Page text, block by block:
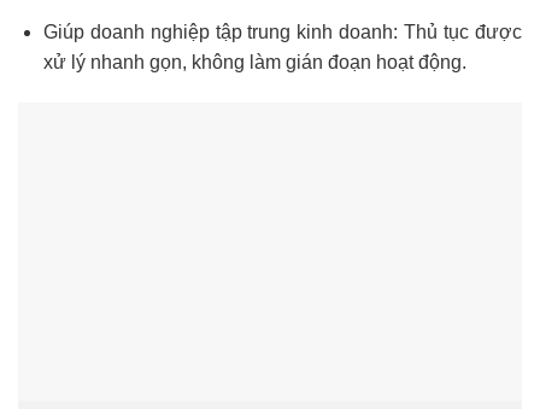
Giúp doanh nghiệp tập trung kinh doanh: Thủ tục được
xử lý nhanh gọn, không làm gián đoạn hoạt động.